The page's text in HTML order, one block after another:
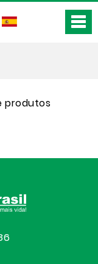
produtos